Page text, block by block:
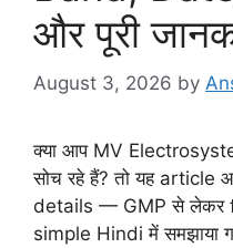
और पूरी
August 3, 2026 by
क्या आप MV
सोच रहे हैं? तो यह article
details — GMP से लेकर
simple Hindi में समझाया